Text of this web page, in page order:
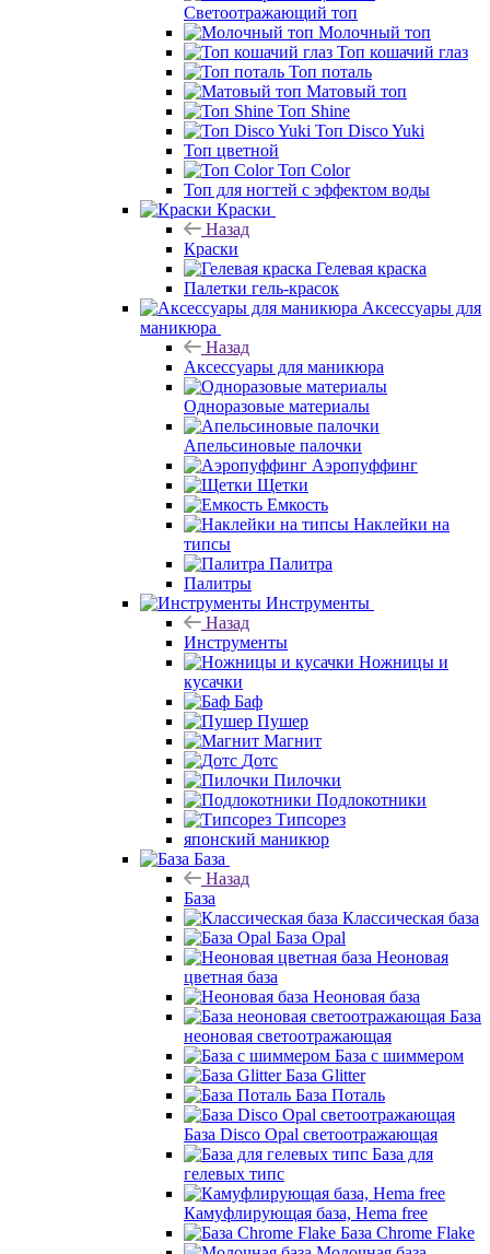
Светоотражающий топ
Молочный топ
Топ кошачий глаз
Топ поталь
Матовый топ
Топ Shine
Топ Disco Yuki
Топ цветной
Топ Color
Топ для ногтей с эффектом воды
Краски
Назад
Краски
Гелевая краска
Палетки гель-красок
Аксессуары для
маникюра
Назад
Аксессуары для маникюра
Одноразовые материалы
Апельсиновые палочки
Аэропуффинг
Щетки
Емкость
Наклейки на
типсы
Палитра
Палитры
Инструменты
Назад
Инструменты
Ножницы и
кусачки
Баф
Пушер
Магнит
Дотс
Пилочки
Подлокотники
Типсорез
японский маникюр
База
Назад
База
Классическая база
База Opal
Неоновая
цветная база
Неоновая база
База
неоновая светоотражающая
База с шиммером
База Glitter
База Поталь
База Disco Opal светоотражающая
База для
гелевых типс
Камуфлирующая база, Hema free
База Chrome Flake